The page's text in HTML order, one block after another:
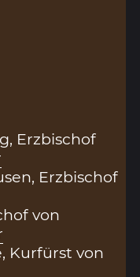
Erzbischof
Erzbischof
von
Kurfürst von